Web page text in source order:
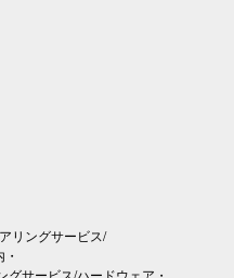
リングサービス/
サービス/ハードウェア・